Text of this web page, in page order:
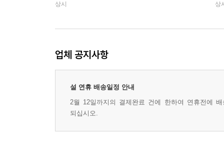
상시 상
업체 공지사항
설 연휴 배송일정 안내
2월 12일까지의 결제완료 건에 한하여 연휴전에
되십시오.